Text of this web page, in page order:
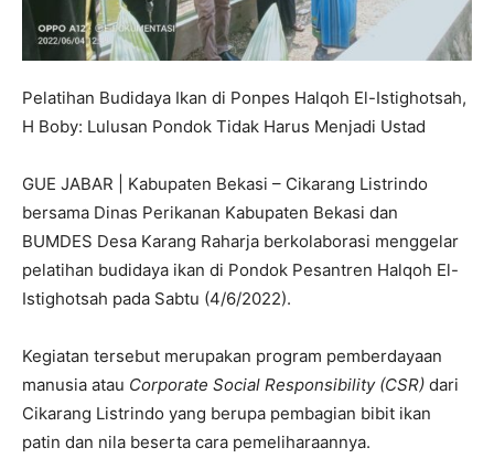
Pelatihan Budidaya Ikan di Ponpes Halqoh El-Istighotsah,
H Boby: Lulusan Pondok Tidak Harus Menjadi Ustad
GUE JABAR | Kabupaten Bekasi – Cikarang Listrindo
bersama Dinas Perikanan Kabupaten Bekasi dan
BUMDES Desa Karang Raharja berkolaborasi menggelar
pelatihan budidaya ikan di Pondok Pesantren Halqoh El-
Istighotsah pada Sabtu (4/6/2022).
Kegiatan tersebut merupakan program pemberdayaan
manusia atau Corporate Social Responsibility (CSR) dari
Cikarang Listrindo yang berupa pembagian bibit ikan
patin dan nila beserta cara pemeliharaannya.